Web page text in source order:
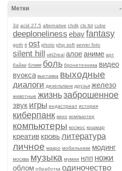
-
Метки
3d acid 27.5 alternative chdk cls ltd cube
deeploneliness ebayfantasy
goth it ost photo php soft server foto
silent hill virt2real алоеаниме арт
байки бляяя боль бронетехника видео
вуокса выставка выходные
диалоги дизельпанк друзья железо
животные жизньзаброшенное
звук игры индастриал история
киберпанк кино компьютер
компьютеры космос кошмар
креатив кровьлитература
личное макро мобильники модинг
москва музыка мумии нлп ножи
облом обработка одиночество